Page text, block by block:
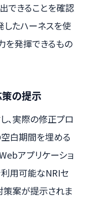
できることを確認
したハーネスを使
を発揮できるもの
の提示
、実際の修正プロ
白期間を埋める
アプリケーショ
利用可能なNRIセ
策案が提示されま